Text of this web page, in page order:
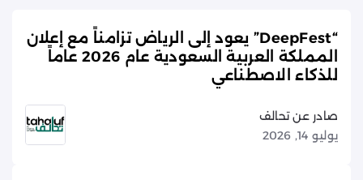
“DeepFest” يعود إلى الرياض تزامناً مع إعلان
المملكة العربية السعودية عام 2026 عاماً
للذكاء الاصطناعي
صادر عن تحالف
يوليو 14, 2026